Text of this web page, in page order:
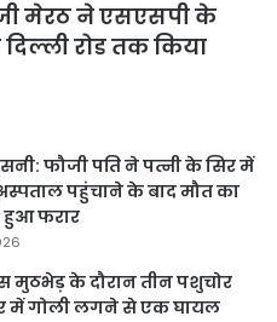
मेरठ ने एसएसपी के
रोड तक किया
फौजी पति ने पत्नी के सिर में
पहुंचाने के बाद मौत का
हुआ फरार
मुठभेड़ के दौरान तीन पशुचोर
में गोली लगने से एक घायल